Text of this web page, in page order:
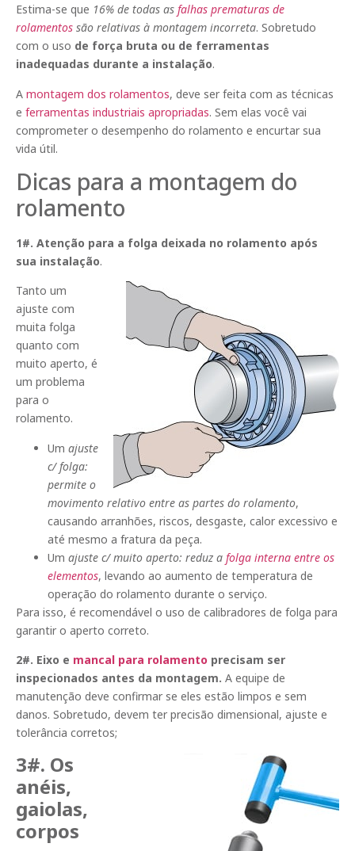
Estima-se que 16% de todas as falhas prematuras de
rolamentos são relativas à montagem incorreta. Sobretudo
com o uso de força bruta ou de ferramentas
inadequadas durante a instalação.
A montagem dos rolamentos, deve ser feita com as técnicas
e ferramentas industriais apropriadas. Sem elas você vai
comprometer o desempenho do rolamento e encurtar sua
vida útil.
Dicas para a montagem do
rolamento
1#. Atenção para a folga deixada no rolamento após
sua instalação.
Tanto um
ajuste com
muita folga
quanto com
muito aperto, é
um problema
para o
rolamento.
Um ajuste
c/ folga:
permite o
movimento relativo entre as partes do rolamento,
causando arranhões, riscos, desgaste, calor excessivo e
até mesmo a fratura da peça.
Um ajuste c/ muito aperto: reduz a folga interna entre os
elementos, levando ao aumento de temperatura de
operação do rolamento durante o serviço.
Para isso, é recomendável o uso de calibradores de folga para
garantir o aperto correto.
2#. Eixo e mancal para rolamento precisam ser
inspecionados antes da montagem. A equipe de
manutenção deve confirmar se eles estão limpos e sem
danos. Sobretudo, devem ter precisão dimensional, ajuste e
tolerância corretos;
3#. Os
anéis,
gaiolas,
corpos